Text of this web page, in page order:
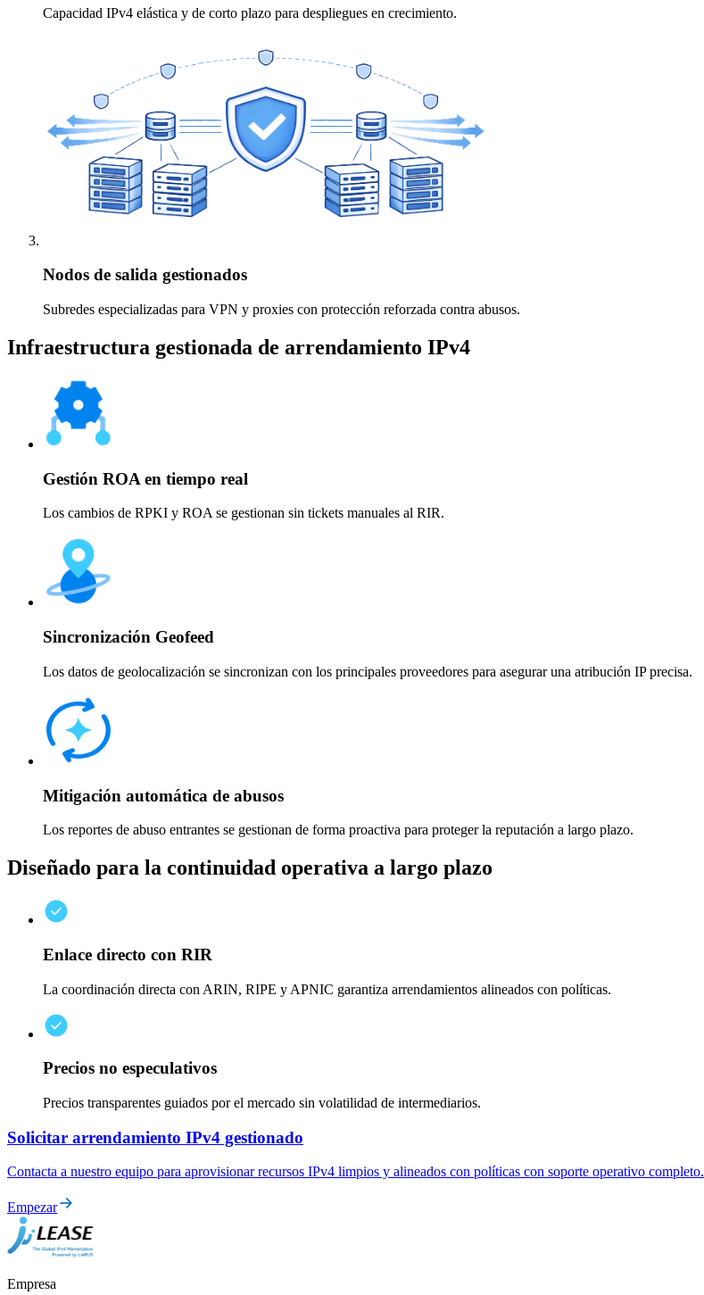
Capacidad IPv4 elástica y de corto plazo para despliegues en crecimiento.
Nodos de salida gestionados
Subredes especializadas para VPN y proxies con protección reforzada contra abusos.
Infraestructura gestionada de arrendamiento IPv4
Gestión ROA en tiempo real
Los cambios de RPKI y ROA se gestionan sin tickets manuales al RIR.
Sincronización Geofeed
Los datos de geolocalización se sincronizan con los principales proveedores para asegurar una atribución IP precisa.
Mitigación automática de abusos
Los reportes de abuso entrantes se gestionan de forma proactiva para proteger la reputación a largo plazo.
Diseñado para la continuidad operativa a largo plazo
Enlace directo con RIR
La coordinación directa con ARIN, RIPE y APNIC garantiza arrendamientos alineados con políticas.
Precios no especulativos
Precios transparentes guiados por el mercado sin volatilidad de intermediarios.
Solicitar arrendamiento IPv4 gestionado
Contacta a nuestro equipo para aprovisionar recursos IPv4 limpios y alineados con políticas con soporte operativo completo.
Empezar
Empresa